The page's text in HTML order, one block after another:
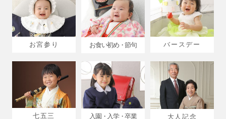
お宮参り お食い初め・節句 バースデー
七五三 入園・入学・卒業 大人記念